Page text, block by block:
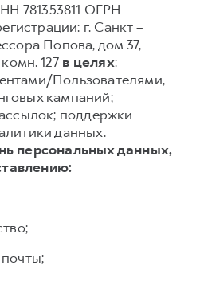
781353811 ОГРН
г. Санкт –
Попова, дом 37,
127 в целях:
Пользователями,
кампаний;
поддержки
данных.
персональных данных,